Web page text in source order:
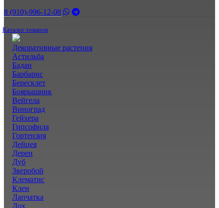
8 (910)-996-12-08
Каталог товаров
Декоративные растения
Астильба
Бадан
Барбарис
Бересклет
Боярышник
Вейгела
Виноград
Гейхера
Гипсофила
Гортензия
Дейцея
Дерен
Дуб
Зверобой
Клематис
Клен
Лапчатка
Лох